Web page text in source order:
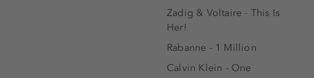
Zadig & Voltaire - This Is
Her!
Rabanne - 1 Million
Calvin Klein - One